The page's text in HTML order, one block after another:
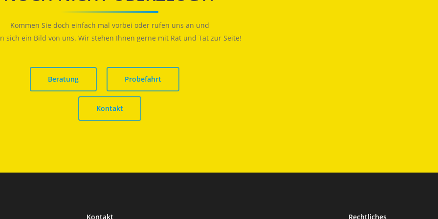
Kommen Sie doch einfach mal vorbei oder rufen uns an und
sich ein Bild von uns. Wir stehen Ihnen gerne mit Rat und Tat zur Seite!
Beratung Probefahrt
Kontakt
Kontakt Rechtliches